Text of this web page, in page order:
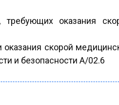
оказания
скорой
и безопасности A/02.6